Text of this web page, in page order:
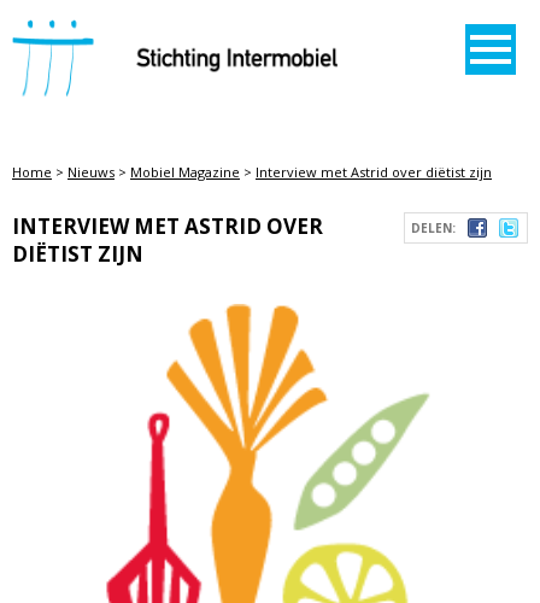
STICHTING INTERMOBIEL
Home > Nieuws > Mobiel Magazine > Interview met Astrid over diëtist zijn
DELEN:
INTERVIEW MET ASTRID OVER
DIËTIST ZIJN